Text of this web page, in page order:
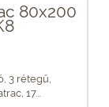
80x200
3 rétegű,
17...